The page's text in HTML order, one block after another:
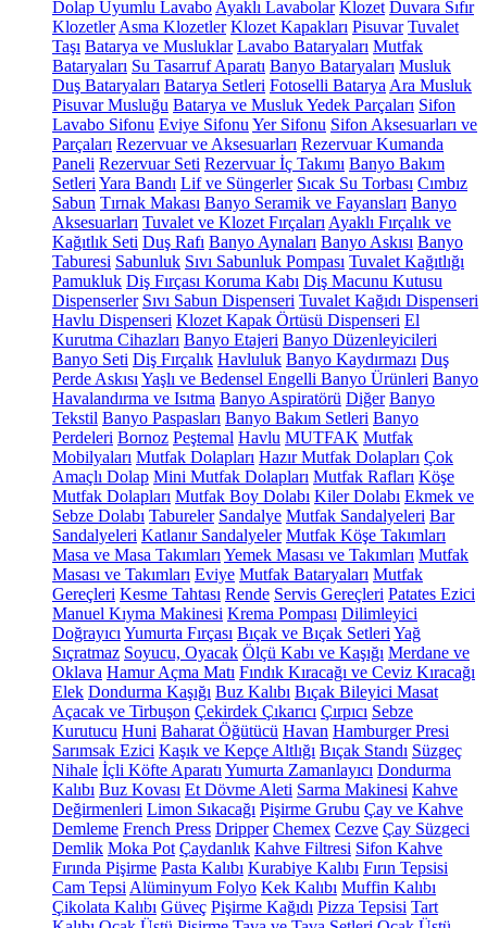
Dolap Uyumlu Lavabo Ayaklı Lavabolar Klozet Duvara Sıfır
Klozetler Asma Klozetler Klozet Kapakları Pisuvar Tuvalet
Taşı Batarya ve Musluklar Lavabo Bataryaları Mutfak
Bataryaları Su Tasarruf Aparatı Banyo Bataryaları Musluk
Duş Bataryaları Batarya Setleri Fotoselli Batarya Ara Musluk
Pisuvar Musluğu Batarya ve Musluk Yedek Parçaları Sifon
Lavabo Sifonu Eviye Sifonu Yer Sifonu Sifon Aksesuarları ve
Parçaları Rezervuar ve Aksesuarları Rezervuar Kumanda
Paneli Rezervuar Seti Rezervuar İç Takımı Banyo Bakım
Setleri Yara Bandı Lif ve Süngerler Sıcak Su Torbası Cımbız
Sabun Tırnak Makası Banyo Seramik ve Fayansları Banyo
Aksesuarları Tuvalet ve Klozet Fırçaları Ayaklı Fırçalık ve
Kağıtlık Seti Duş Rafı Banyo Aynaları Banyo Askısı Banyo
Taburesi Sabunluk Sıvı Sabunluk Pompası Tuvalet Kağıtlığı
Pamukluk Diş Fırçası Koruma Kabı Diş Macunu Kutusu
Dispenserler Sıvı Sabun Dispenseri Tuvalet Kağıdı Dispenseri
Havlu Dispenseri Klozet Kapak Örtüsü Dispenseri El
Kurutma Cihazları Banyo Etajeri Banyo Düzenleyicileri
Banyo Seti Diş Fırçalık Havluluk Banyo Kaydırmazı Duş
Perde Askısı Yaşlı ve Bedensel Engelli Banyo Ürünleri Banyo
Havalandırma ve Isıtma Banyo Aspiratörü Diğer Banyo
Tekstil Banyo Paspasları Banyo Bakım Setleri Banyo
Perdeleri Bornoz Peştemal Havlu MUTFAK Mutfak
Mobilyaları Mutfak Dolapları Hazır Mutfak Dolapları Çok
Amaçlı Dolap Mini Mutfak Dolapları Mutfak Rafları Köşe
Mutfak Dolapları Mutfak Boy Dolabı Kiler Dolabı Ekmek ve
Sebze Dolabı Tabureler Sandalye Mutfak Sandalyeleri Bar
Sandalyeleri Katlanır Sandalyeler Mutfak Köşe Takımları
Masa ve Masa Takımları Yemek Masası ve Takımları Mutfak
Masası ve Takımları Eviye Mutfak Bataryaları Mutfak
Gereçleri Kesme Tahtası Rende Servis Gereçleri Patates Ezici
Manuel Kıyma Makinesi Krema Pompası Dilimleyici
Doğrayıcı Yumurta Fırçası Bıçak ve Bıçak Setleri Yağ
Sıçratmaz Soyucu, Oyacak Ölçü Kabı ve Kaşığı Merdane ve
Oklava Hamur Açma Matı Fındık Kıracağı ve Ceviz Kıracağı
Elek Dondurma Kaşığı Buz Kalıbı Bıçak Bileyici Masat
Açacak ve Tirbuşon Çekirdek Çıkarıcı Çırpıcı Sebze
Kurutucu Huni Baharat Öğütücü Havan Hamburger Presi
Sarımsak Ezici Kaşık ve Kepçe Altlığı Bıçak Standı Süzgeç
Nihale İçli Köfte Aparatı Yumurta Zamanlayıcı Dondurma
Kalıbı Buz Kovası Et Dövme Aleti Sarma Makinesi Kahve
Değirmenleri Limon Sıkacağı Pişirme Grubu Çay ve Kahve
Demleme French Press Dripper Chemex Cezve Çay Süzgeci
Demlik Moka Pot Çaydanlık Kahve Filtresi Sifon Kahve
Fırında Pişirme Pasta Kalıbı Kurabiye Kalıbı Fırın Tepsisi
Cam Tepsi Alüminyum Folyo Kek Kalıbı Muffin Kalıbı
Çikolata Kalıbı Güveç Pişirme Kağıdı Pizza Tepsisi Tart